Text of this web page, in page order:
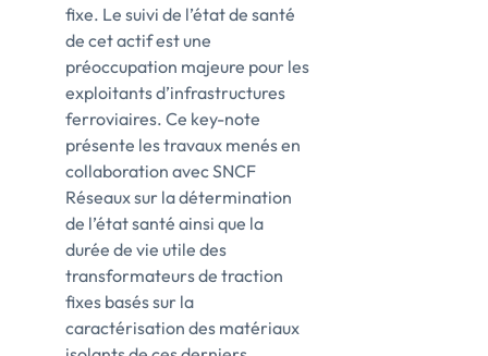
fixe. Le suivi de l’état de santé
de cet actif est une
préoccupation majeure pour les
exploitants d’infrastructures
ferroviaires. Ce key-note
présente les travaux menés en
collaboration avec SNCF
Réseaux sur la détermination
de l’état santé ainsi que la
durée de vie utile des
transformateurs de traction
fixes basés sur la
caractérisation des matériaux